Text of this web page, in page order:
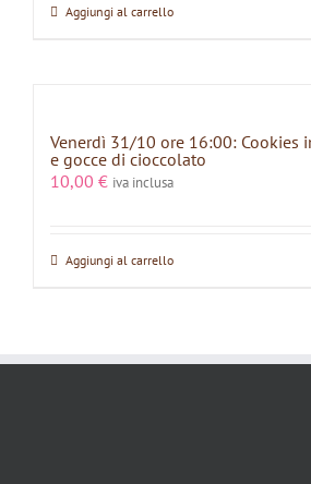
Aggiungi al carrello
Venerdì 31/10 ore 16:00: Cookies
e gocce di cioccolato
10,00 € iva inclusa
Aggiungi al carrello